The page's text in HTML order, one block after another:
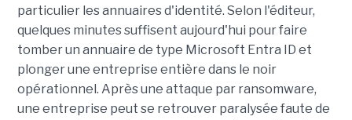
particulier les annuaires d'identité. Selon l'éditeur,
quelques minutes suffisent aujourd'hui pour faire
tomber un annuaire de type Microsoft Entra ID et
plonger une entreprise entière dans le noir
opérationnel. Après une attaque par ransomware,
une entreprise peut se retrouver paralysée faute de